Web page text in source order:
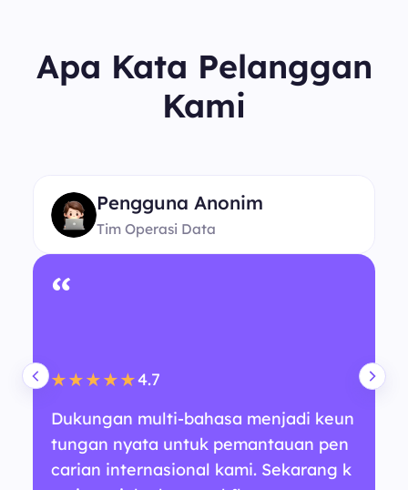
Apa Kata Pelanggan
Kami
“
★★★★★4.7
Dukungan multi-bahasa menjadi keun
tungan nyata untuk pemantauan pen
carian internasional kami. Sekarang k
Pengguna Anonim
Tim Operasi Data